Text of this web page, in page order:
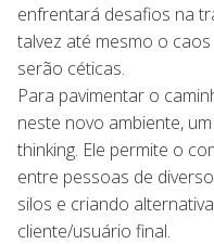
enfrentará desafios na
talvez até mesmo o
serão céticas.
Para pavimentar o
neste novo ambiente,
thinking. Ele permite o
entre pessoas de
silos e criando
cliente/usuário final.